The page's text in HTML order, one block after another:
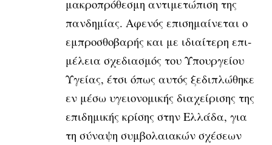
μακροπρόθεσμη αντιμετώπιση της
πανδημίας. Αφενός επισημαίνεται ο
εμπροσθοβαρής και με ιδιαίτερη επι­
μέλεια σχεδιασμός του Υπουργείου
Υγείας, έτσι όπως αυτός ξεδιπλώθηκε
εν μέσω υγειονομικής διαχείρισης της
επιδημικής κρίσης στην Ελλάδα, για
τη σύναψη συμβολαιακών σχέσεων